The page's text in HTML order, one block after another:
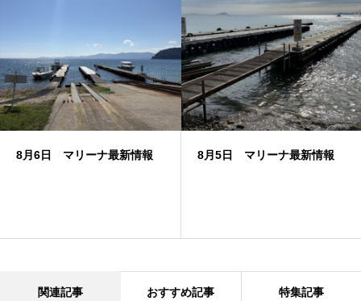
8月6日 マリーナ最新情報 8月5日 マリーナ最新情報
関連記事 おすすめ記事 特集記事